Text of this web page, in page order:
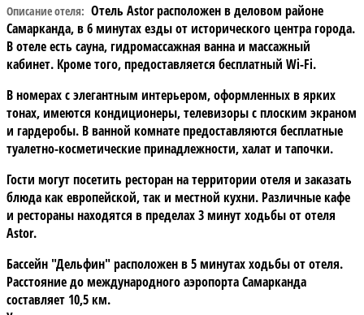
Описание отеля: Отель Astor расположен в деловом районе
Самарканда, в 6 минутах езды от исторического центра города.
В отеле есть сауна, гидромассажная ванна и массажный
кабинет. Кроме того, предоставляется бесплатный Wi-Fi.
В номерах с элегантным интерьером, оформленных в ярких
тонах, имеются кондиционеры, телевизоры с плоским экраном
и гардеробы. В ванной комнате предоставляются бесплатные
туалетно-косметические принадлежности, халат и тапочки.
Гости могут посетить ресторан на территории отеля и заказать
блюда как европейской, так и местной кухни. Различные кафе
и рестораны находятся в пределах 3 минут ходьбы от отеля
Astor.
Бассейн "Дельфин" расположен в 5 минутах ходьбы от отеля.
Расстояние до международного аэропорта Самарканда
составляет 10,5 км.